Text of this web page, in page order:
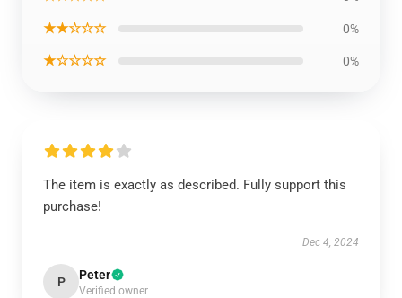
★★☆☆☆ 0%
★☆☆☆☆ 0%
The item is exactly as described. Fully support this
purchase!
Dec 4, 2024
P Peter
Verified owner